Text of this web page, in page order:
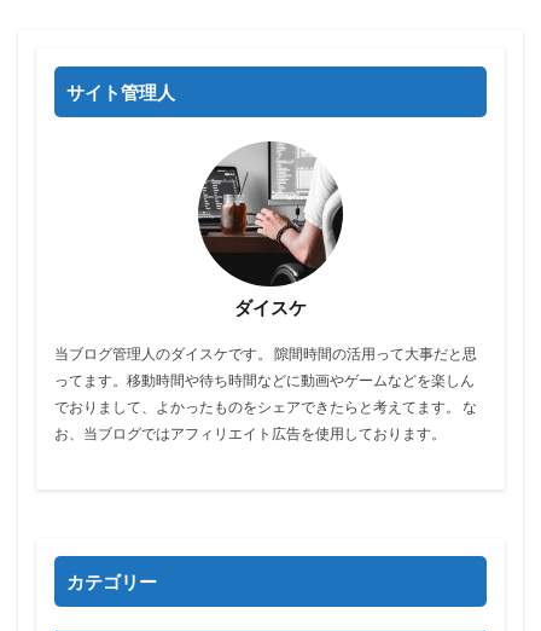
サイト管理人
ダイスケ
当ブログ管理人のダイスケです。 隙間時間の活用って大事だと思
ってます。移動時間や待ち時間などに動画やゲームなどを楽しん
でおりまして、よかったものをシェアできたらと考えてます。 な
お、当ブログではアフィリエイト広告を使用しております。
カテゴリー